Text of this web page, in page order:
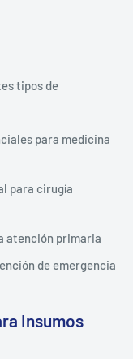
tipos de
para medicina
para cirugía
atención primaria
de emergencia
Insumos